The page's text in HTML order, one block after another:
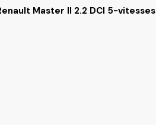
Master II 2.2 DCI 5-vitesses